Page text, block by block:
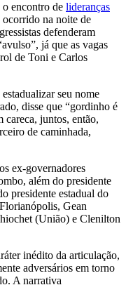
encontro de lideranças
na noite de
defenderam
já que as vagas
de Toni e Carlos
seu nome
disse que “gordinho é
juntos, então,
de caminhada,
ex-governadores
além do presidente
presidente estadual do
Gean
(União) e Clenilton
inédito da articulação,
adversários em torno
A narrativa